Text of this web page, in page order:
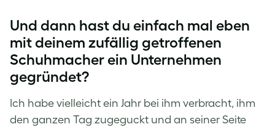
Und dann hast du einfach mal eben
mit deinem zufällig getroffenen
Schuhmacher ein Unternehmen
gegründet?
Ich habe vielleicht ein Jahr bei ihm verbracht, ihm
den ganzen Tag zugeguckt und an seiner Seite